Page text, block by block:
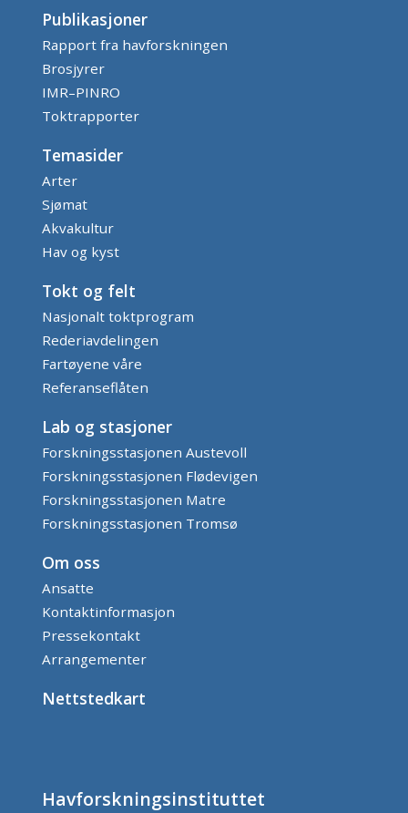
Publikasjoner
Rapport fra havforskningen
Brosjyrer
IMR–PINRO
Toktrapporter
Temasider
Arter
Sjømat
Akvakultur
Hav og kyst
Tokt og felt
Nasjonalt toktprogram
Rederiavdelingen
Fartøyene våre
Referanseflåten
Lab og stasjoner
Forskningsstasjonen Austevoll
Forskningsstasjonen Flødevigen
Forskningsstasjonen Matre
Forskningsstasjonen Tromsø
Om oss
Ansatte
Kontaktinformasjon
Pressekontakt
Arrangementer
Nettstedkart
Havforskningsinstituttet